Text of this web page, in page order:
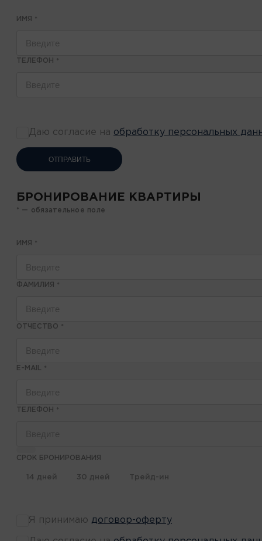
ИМЯ *
ТЕЛЕФОН *
Даю согласие на обработку персональных
ОТПРАВИТЬ
БРОНИРОВАНИЕ КВАРТИРЫ
* — обязательное поле
ИМЯ *
ФАМИЛИЯ *
ОТЧЕСТВО *
E-MAIL *
ТЕЛЕФОН *
СРОК БРОНИРОВАНИЯ
14 дней 30 дней Трейд-ин
Я принимаю договор-оферту